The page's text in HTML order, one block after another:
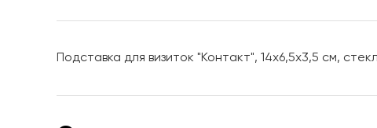
Подставка для визиток "Контакт", 14х6,5х3,5 см,